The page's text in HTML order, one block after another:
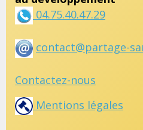
04.75.40.47.29
contact@partage-
Contactez-nous
Mentions légales